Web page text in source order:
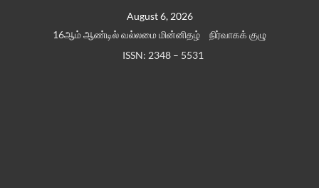
August 6, 2026
16ஆம் ஆண்டில் வல்லமை மின்னிதழ்
நிர்வாகக் குழு
ISSN: 2348 – 5531